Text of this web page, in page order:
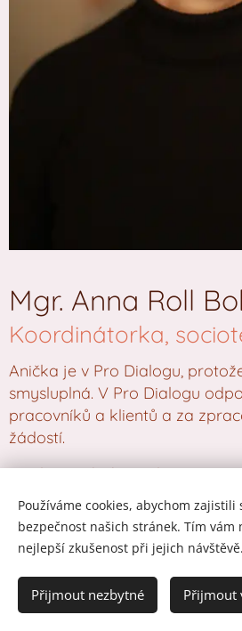
Mgr. Anna Roll
Koordinátorka,
Anička je v Pro Dialogu,
smysluplná. V Pro Dialogu
pracovníků a klientů a za
žádostí.
Anička má bohaté zkušenosti
organizacích v sociální
v Azylovém domě pro ženy
násilím. Léta se zajímá a
Nenásilné komunikace (NVC) v
do pilotního programu
Používáme cookies, abychom
bezpečnost našich stránek. Tím vám
nejlepší zkušenost při jejich návštěvě.
Přijmout nezbytné Přijmout